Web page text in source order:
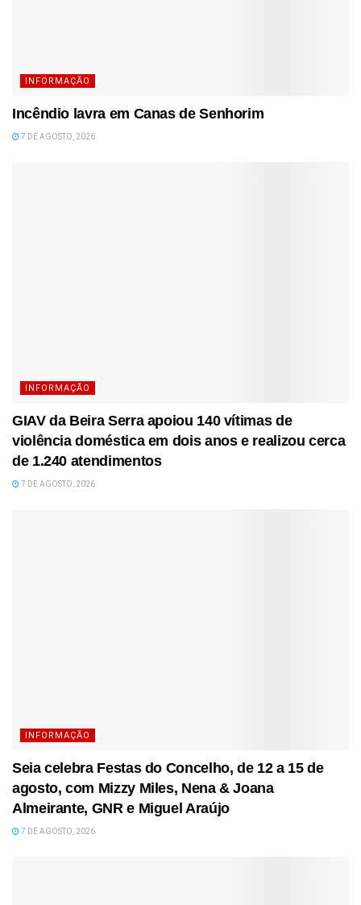
INFORMAÇÃO
Incêndio lavra em Canas de Senhorim
7 DE AGOSTO, 2026
INFORMAÇÃO
GIAV da Beira Serra apoiou 140 vítimas de
violência doméstica em dois anos e realizou cerca
de 1.240 atendimentos
7 DE AGOSTO, 2026
INFORMAÇÃO
Seia celebra Festas do Concelho, de 12 a 15 de
agosto, com Mizzy Miles, Nena & Joana
Almeirante, GNR e Miguel Araújo
7 DE AGOSTO, 2026